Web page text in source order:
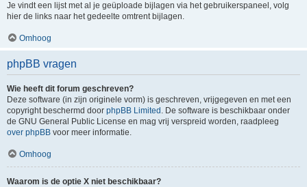
Je vindt een lijst met al je geüploade bijlagen via het gebruikerspaneel, volg
hier de links naar het gedeelte omtrent bijlagen.
Omhoog
phpBB vragen
Wie heeft dit forum geschreven?
Deze software (in zijn originele vorm) is geschreven, vrijgegeven en met een
copyright beschermd door phpBB Limited . De software is beschikbaar onder
de GNU General Public License en mag vrij verspreid worden, raadpleeg
over phpBB voor meer informatie.
Omhoog
Waarom is de optie X niet beschikbaar?